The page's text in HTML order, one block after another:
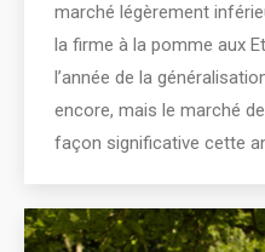
marché légèrement
la firme à la pomme aux
l’année de la
encore, mais le marché
façon significative cette